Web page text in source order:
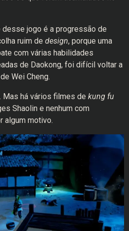
jogo é a progressão de
ruim de design, porque uma
com várias habilidades
de Daokong, foi difícil voltar a
Wei Cheng.
Mas há vários filmes de kung fu
Shaolin e nenhum com
algum motivo.